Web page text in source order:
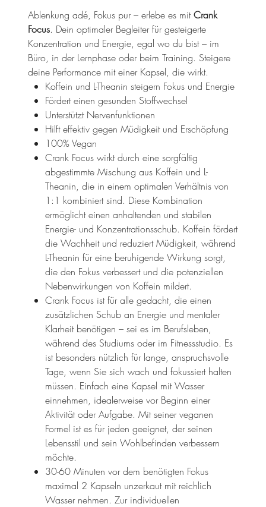
Ablenkung adé, Fokus pur – erlebe es mitCrank
Focus. Dein optimaler Begleiter für gesteigerte
Konzentration und Energie, egal wo du bist – im
Büro, in der Lernphase oder beim Training. Steigere
deine Performance mit einer Kapsel, die wirkt.
Koffein und L-Theanin steigern Fokus und Energie
Fördert einen gesunden Stoffwechsel
Unterstützt Nervenfunktionen
Hilft effektiv gegen Müdigkeit und Erschöpfung
100% Vegan
Crank Focus wirkt durch eine sorgfältig
abgestimmte Mischung aus Koffein und L-
Theanin, die in einem optimalen Verhältnis von
1:1 kombiniert sind. Diese Kombination
ermöglicht einen anhaltenden und stabilen
Energie- und Konzentrationsschub. Koffein fördert
die Wachheit und reduziert Müdigkeit, während
L-Theanin für eine beruhigende Wirkung sorgt,
die den Fokus verbessert und die potenziellen
Nebenwirkungen von Koffein mildert.
Crank Focus ist für alle gedacht, die einen
zusätzlichen Schub an Energie und mentaler
Klarheit benötigen – sei es im Berufsleben,
während des Studiums oder im Fitnessstudio. Es
ist besonders nützlich für lange, anspruchsvolle
Tage, wenn Sie sich wach und fokussiert halten
müssen. Einfach eine Kapsel mit Wasser
einnehmen, idealerweise vor Beginn einer
Aktivität oder Aufgabe. Mit seiner veganen
Formel ist es für jeden geeignet, der seinen
Lebensstil und sein Wohlbefinden verbessern
möchte.
30-60 Minuten vor dem benötigten Fokus
maximal 2 Kapseln unzerkaut mit reichlich
Wasser nehmen. Zur individuellen